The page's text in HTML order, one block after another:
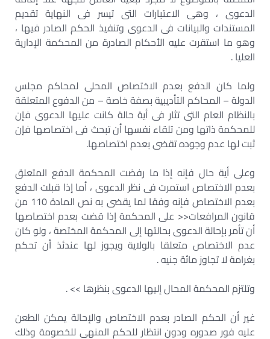
الدعوى ، وهى الاعتبارات التى تيسر فى النهاية تقديم
المستندات والبيانات فى الدعوى وتنفيذ الحكم الصادر فيها ،
وهو ما استقرت عليه الأحكام الصادرة من المحكمة الإدارية
العليا .
ولما كان الدفع بعدم الاختصاص المحلى لمحاكم مجلس
الدولة – المحاكم التأديبية بصفة خاصة – من الدفوع المتعلقة
بالنظام العام التى تثار فى أية حالة كانت عليها الدعوى فإن
للمحكمة ذاتها ومن تلقاء نفسها أن تبحث فى اختصاصها فإن
ثبت لها عدم وجوده تقضى بعدم اختصاصها.
وعلى أية حال فإنه إذا ما رفضت المحكمة الدفع المتعلق
بعدم الاختصاص استمرت فى نظر الدعوى ، أما إذا قبلت الدفع
بعدم الاختصاص فإنه وفقا لما يقضى به نص المادة 110 من
قانون المرافعات<< على المحكمة إذا قضت بعدم اختصاصها
أن تأمر بإحالة الدعوى بحالتها إلى المحكمة المختصة ، ولو كان
عدم الاختصاص متعلقا بالولاية ويجوز لها عندئذ أن تحكم
بغرامة لا تجاوز مائة جنيه .
وتلتزم المحكمة المحال إليها الدعوى بنظرها >> .
غير أن الحكم الصادر بعدم الاختصاص والإحالة يمكن الطعن
عليه فور صدوره ودون انتظار للحكم المنهى للخصومة وذلك